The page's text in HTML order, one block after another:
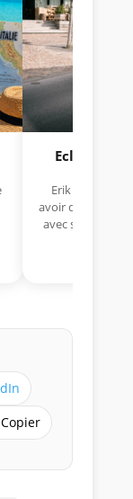
Eclectica
Erik Comas,
avoir déjà
avec sa Lancia
Copier